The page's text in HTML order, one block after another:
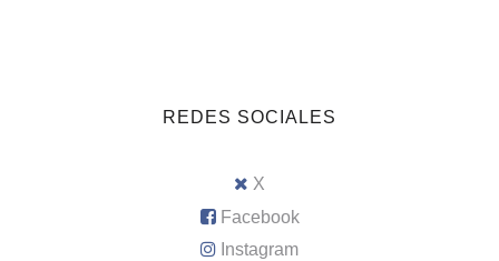
REDES SOCIALES
X
Facebook
Instagram